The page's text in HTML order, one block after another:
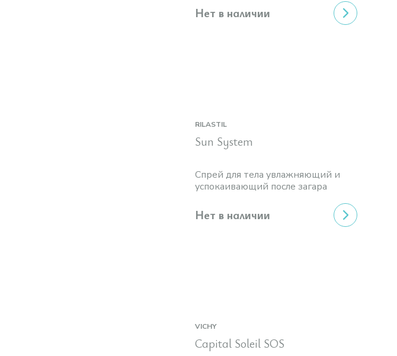
Нет в наличии
RILASTIL
Sun System
Спрей для тела увлажняющий и
успокаивающий после загара
Нет в наличии
VICHY
Capital Soleil SOS